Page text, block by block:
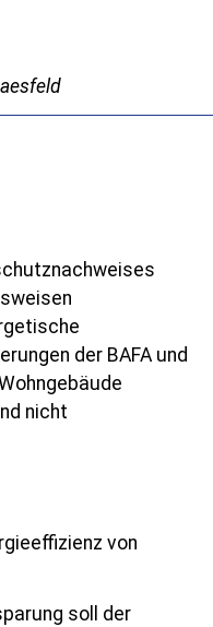
der BAFA und
nicht
von
soll der